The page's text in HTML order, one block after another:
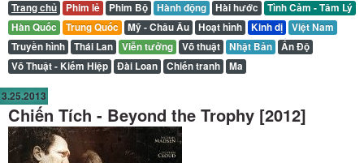
Trang chủ Phim lẻ Phim Bộ Hành động Hài hước
Tình Cảm - Tâm Lý
Hàn Quốc
Trung Quốc Mỹ - Châu Âu Hoạt hình Kinh dị
Việt Nam
Truyền hình
Thái Lan Viễn tưởng Võ thuật Nhật Bản
Ấn Độ
Võ Thuật - Kiếm Hiệp
Đài Loan Chiến tranh Ma
3.25.2013
Chiến Tích - Beyond the Trophy [2012]